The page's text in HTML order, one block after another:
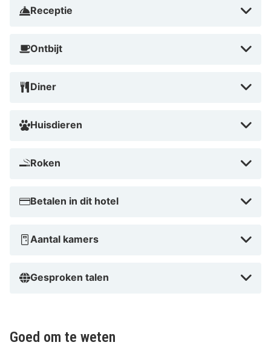
nabijheid tot de stad, biedt het hotel een unieke
combinatie van rust en avontuur!
Receptie
Ontbijt
Diner
Huisdieren
Roken
Betalen in dit hotel
Aantal kamers
Gesproken talen
Goed om te weten